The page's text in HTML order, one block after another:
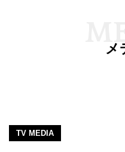
メ
TV MEDIA